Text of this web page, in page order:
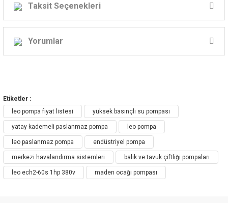
ECH, ECHm MODEL SANTRİFÜJ POMPA
ÇEŞİTLERİ:
Yatay Çok Kademeli Santrifüj Pompa
Uygulama
Taksit Seçenekleri
Yorumlar
Yorum Yaz
Etiketler :
leo pompa fiyat listesi
yüksek basınçlı su pompası
yatay kademeli paslanmaz pompa leo pompa
leo paslanmaz pompa endüstriyel pompa
merkezi havalandırma sistemleri balık ve tavuk çiftliği pompaları
leo ech2-60s 1hp 380v maden ocağı pompası